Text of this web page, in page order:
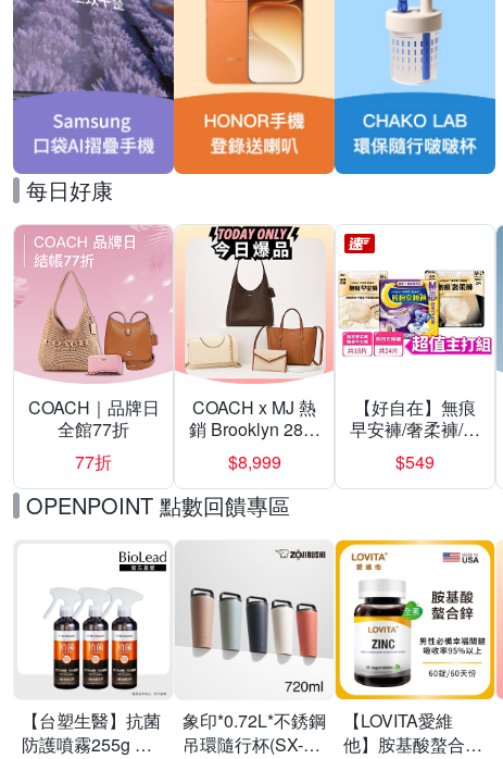
每日好康
COACH｜品牌日
全館77折
77折
COACH x MJ 熱
銷 Brooklyn 28／
兩用／斜背包均
一價-多款可選
$8,999
【好自在】無痕
早安褲/奢柔褲/熊
抱安睡褲 超值組
任選一組 -生理
褲/衛生棉褲(無痕
24片)
$549
OPENPOINT 點數回饋專區
【台塑生醫】抗菌
防護噴霧255g 三
象印*0.72L*不銹鋼
吊環隨行杯(SX-
【LOVITA愛維
他】胺基酸螯合鋅